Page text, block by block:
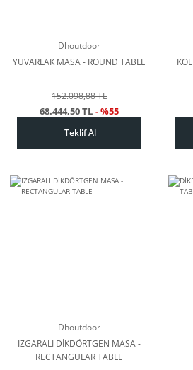
Dhoutdoor
YUVARLAK MASA - ROUND TABLE
152.098,88 TL
68.444,50 TL - %55
Teklif Al
Dhoutdoor
IZGARALI DİKDÖRTGEN MASA -
RECTANGULAR TABLE